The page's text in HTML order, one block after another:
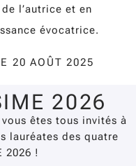
l’autrice et en
évocatrice.
20 AOÛT 2025
2026
êtes tous invités à
lauréates des quatre
2026 !